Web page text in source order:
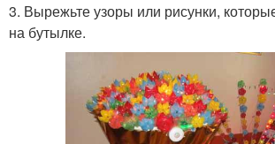
3. Вырежьте узоры или рисунки,
на бутылке.